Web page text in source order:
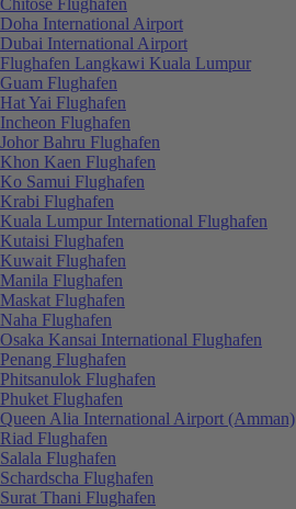
Doha International Airport
Dubai International Airport
Flughafen Langkawi Kuala Lumpur
Guam Flughafen
Hat Yai Flughafen
Incheon Flughafen
Johor Bahru Flughafen
Khon Kaen Flughafen
Ko Samui Flughafen
Krabi Flughafen
Kuala Lumpur International Flughafen
Kutaisi Flughafen
Kuwait Flughafen
Manila Flughafen
Maskat Flughafen
Naha Flughafen
Osaka Kansai International Flughafen
Penang Flughafen
Phitsanulok Flughafen
Phuket Flughafen
Queen Alia International Airport (Amman)
Riad Flughafen
Salala Flughafen
Schardscha Flughafen
Surat Thani Flughafen